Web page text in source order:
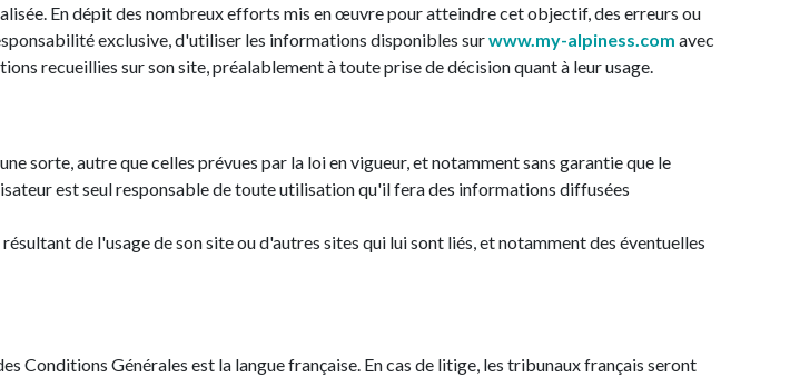
En dépit des nombreux efforts mis en œuvre pour atteindre cet objectif, des erreurs ou
exclusive, d'utiliser les informations disponibles surwww.my-alpiness.com avec
recueillies sur son site, préalablement à toute prise de décision quant à leur usage.
sorte, autre que celles prévues par la loi en vigueur, et notamment sans garantie que le
est seul responsable de toute utilisation qu'il fera des informations diffusées
de l'usage de son site ou d'autres sites qui lui sont liés, et notamment des éventuelles
Conditions Générales est la langue française. En cas de litige, les tribunaux français seront